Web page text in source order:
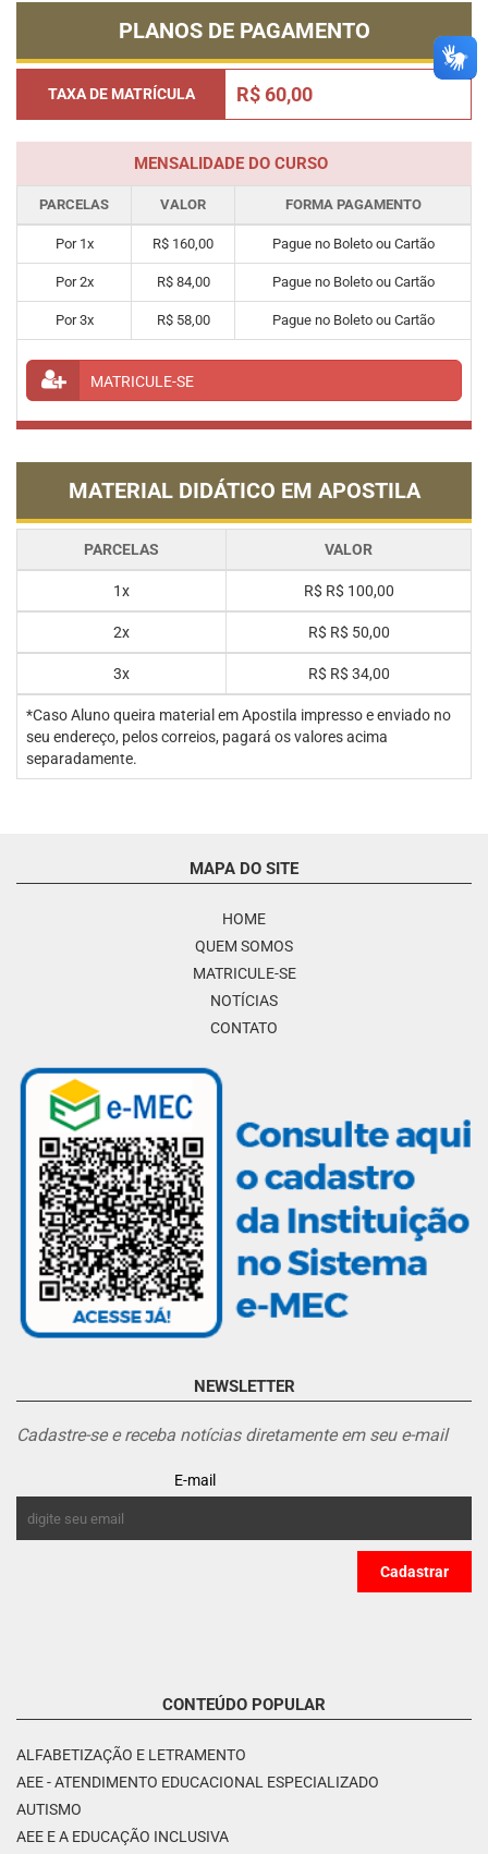
PLANOS DE PAGAMENTO
TAXA DE MATRÍCULA R$ 60,00
MENSALIDADE DO CURSO
PARCELAS VALOR FORMA PAGAMENTO
Por 1x R$ 160,00 Pague no Boleto ou Cartão
Por 2x R$ 84,00 Pague no Boleto ou Cartão
Por 3x R$ 58,00 Pague no Boleto ou Cartão
MATRICULE-SE
MATERIAL DIDÁTICO EM APOSTILA
PARCELAS VALOR
1x R$ R$ 100,00
2x R$ R$ 50,00
3x R$ R$ 34,00
*Caso Aluno queira material em Apostila impresso e enviado no
seu endereço, pelos correios, pagará os valores acima
separadamente.
MAPA DO SITE
HOME
QUEM SOMOS
MATRICULE-SE
NOTÍCIAS
CONTATO
NEWSLETTER
Cadastre-se e receba notícias diretamente em seu e-mail
E-mail
CONTEÚDO POPULAR
ALFABETIZAÇÃO E LETRAMENTO
AEE - ATENDIMENTO EDUCACIONAL ESPECIALIZADO
AUTISMO
AEE E A EDUCAÇÃO INCLUSIVA